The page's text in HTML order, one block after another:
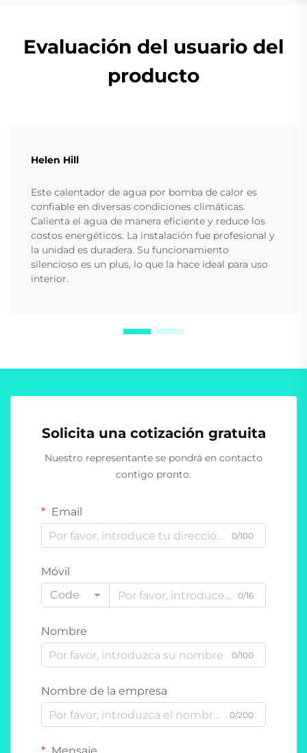
Evaluación del usuario del
producto
Helen Hill
Este calentador de agua por bomba de calor es
confiable en diversas condiciones climáticas.
Calienta el agua de manera eficiente y reduce los
costos energéticos. La instalación fue profesional y
la unidad es duradera. Su funcionamiento
silencioso es un plus, lo que la hace ideal para uso
interior.
Solicita una cotización gratuita
Nuestro representante se pondrá en contacto
contigo pronto.
Email
0/100
Móvil
Code
0/16
Nombre
0/100
Nombre de la empresa
0/200